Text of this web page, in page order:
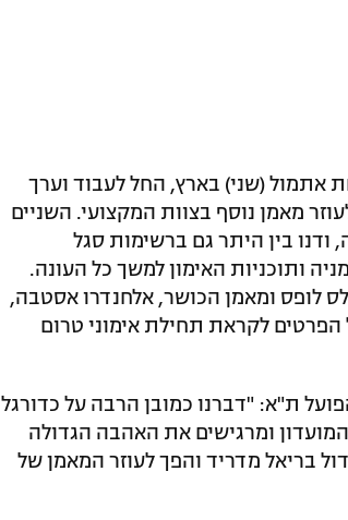
אתמול (שני) בארץ, החל לעבוד וערך
מאמן נוסף בצוות המקצועי. השניים
ודנו בין היתר גם ברשימות סגל
ותוכניות האימון למשך כל העונה.
לופס ומאמן הכושר, אלחנדרו אסטבה,
הפרטים לקראת תחילת אימוני טרום
ת"א: "דברנו כמובן הרבה על כדורגל
המועדון ומרגישים את האהבה הגדולה
בריאל מדריד והפך לעוזר המאמן של